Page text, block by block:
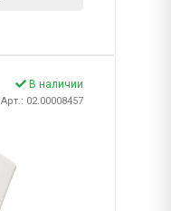
В наличии
Арт.: 02.00008457